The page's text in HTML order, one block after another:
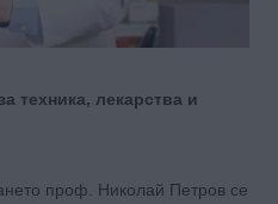
техника, лекарства и
проф. Николай Петров се